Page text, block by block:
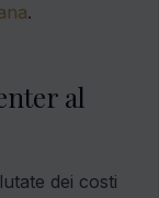
.
al
dei costi